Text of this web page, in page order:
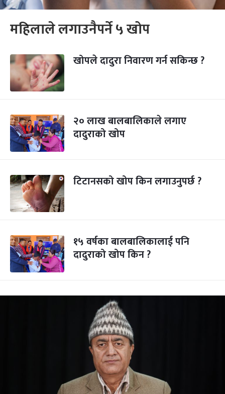
महिलाले लगाउनैपर्ने ५ खोप
खोपले दादुरा निवारण गर्न सकिन्छ ?
२० लाख बालबालिकाले लगाए
दादुराको खोप
टिटानसको खोप किन लगाउनुपर्छ ?
१५ वर्षका बालबालिकालाई पनि
दादुराको खोप किन ?